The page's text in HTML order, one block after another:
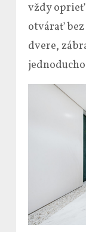
vždy oprieť
otvárať bez
dvere,